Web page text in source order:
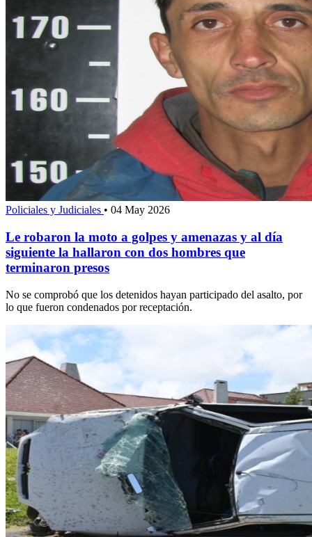
Policiales y Judiciales • 04 May 2026
Le robaron la moto a golpes y amenazas y al día
siguiente la hallaron con dos hombres que
terminaron presos
No se comprobó que los detenidos hayan participado del asalto, por
lo que fueron condenados por receptación.